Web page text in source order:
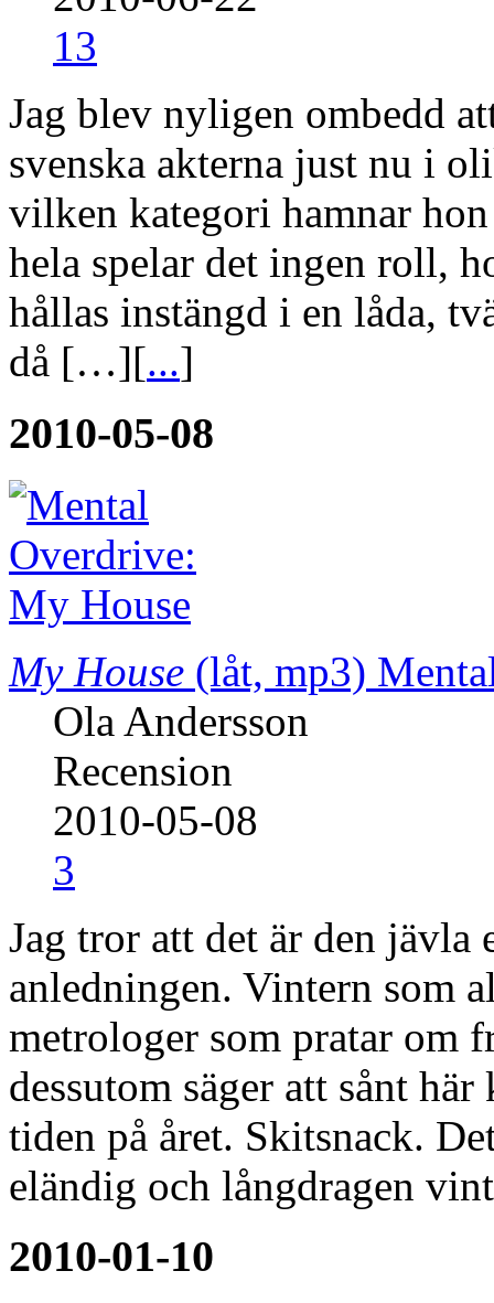
13
Jag blev nyligen ombedd
svenska akterna just nu i
vilken kategori hamnar
hela spelar det ingen roll,
hållas instängd i en låda,
då […][...]
2010-05-08
My House (låt, mp3)
Ola Andersson
Recension
2010-05-08
3
Jag tror att det är den jävla
anledningen. Vintern som
metrologer som pratar om
dessutom säger att sånt
tiden på året. Skitsnack.
eländig och långdragen
2010-01-10